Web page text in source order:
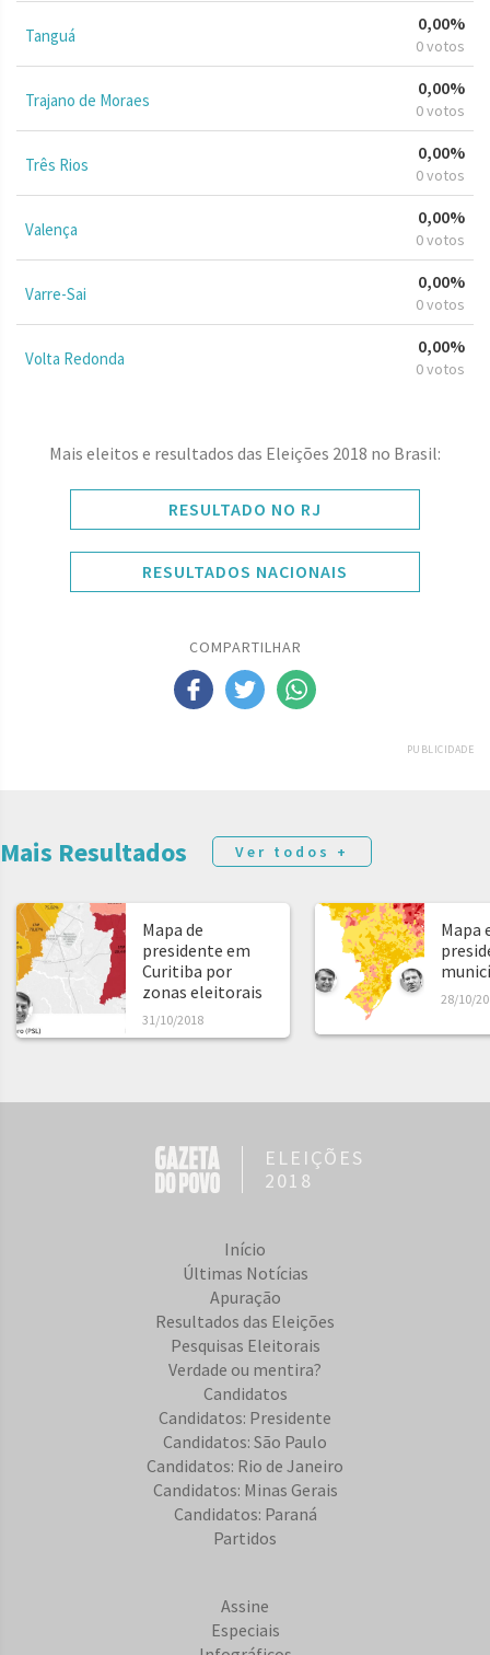
Tanguá
0,00%
0 votos
Trajano de Moraes
0,00%
0 votos
Três Rios
0,00%
0 votos
Valença
0,00%
0 votos
Varre-Sai
0,00%
0 votos
Volta Redonda
0,00%
0 votos
Mais eleitos e resultados das Eleições 2018 no Brasil:
RESULTADO NO RJ
RESULTADOS NACIONAIS
COMPARTILHAR
PUBLICIDADE
Mais Resultados Ver todos +
Mapa de
presidente em
Curitiba por
zonas eleitorais
31/10/2018
Mapa
28/10/
ELEIÇÕES
2018
Início
Últimas Notícias
Apuração
Resultados das Eleições
Pesquisas Eleitorais
Verdade ou mentira?
Candidatos
Candidatos: Presidente
Candidatos: São Paulo
Candidatos: Rio de Janeiro
Candidatos: Minas Gerais
Candidatos: Paraná
Partidos
Assine
Especiais